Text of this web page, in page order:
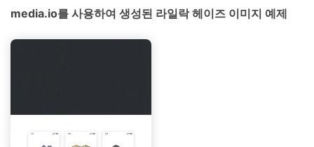
media.io를 사용하여 생성된 라일락 헤이즈 이미지 예제